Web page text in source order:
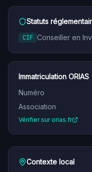
Statuts
CIF Conseiller en
Immatriculation ORIAS
Numéro
Association
Vérifier sur orias.fr
Contexte local